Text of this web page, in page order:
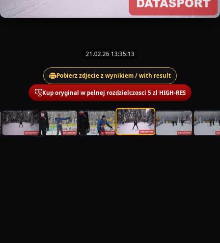
21.02.26 13:35:13
Pobierz zdjecie z wynikiem / with result
Kup oryginal w pelnej rozdzielczosci 5 zl HIGH-RES